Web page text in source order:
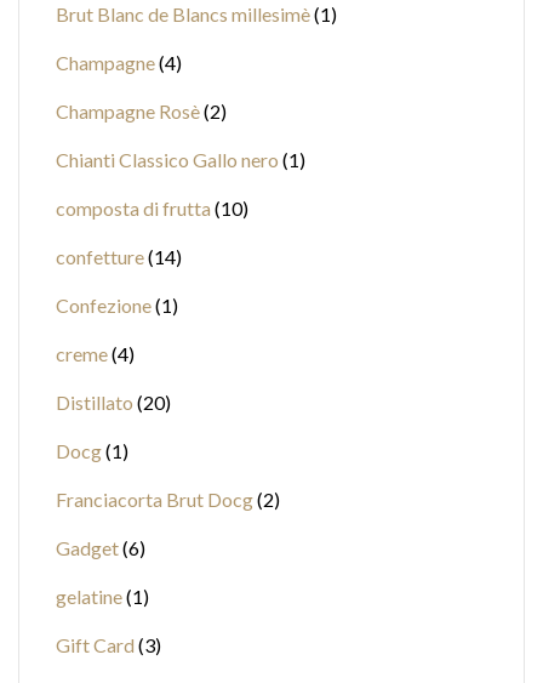
Brut Blanc de Blancs millesimè 1
Champagne 4
Champagne Rosè 2
Chianti Classico Gallo nero 1
composta di frutta 10
confetture 14
Confezione 1
creme 4
Distillato 20
Docg 1
Franciacorta Brut Docg 2
Gadget 6
gelatine 1
Gift Card 3